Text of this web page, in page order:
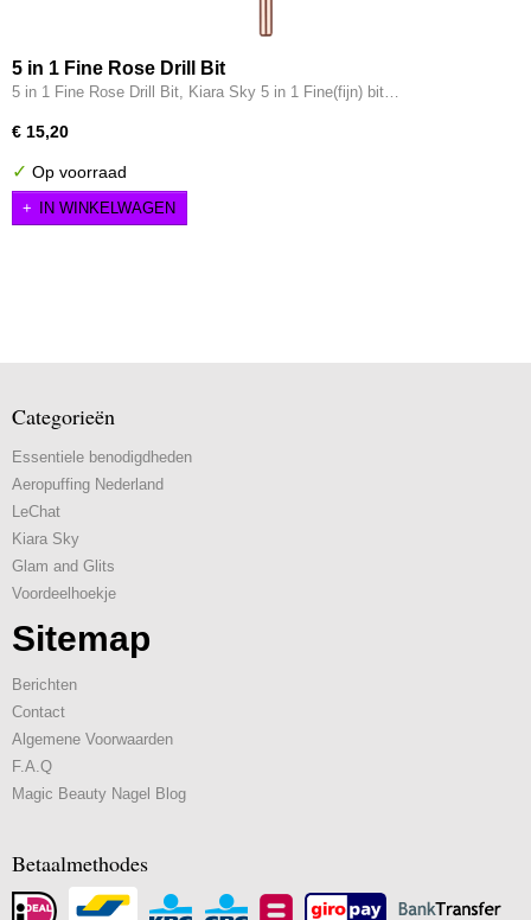
5 in 1 Fine Rose Drill Bit
5 in 1 Fine Rose Drill Bit, Kiara Sky 5 in 1 Fine(fijn) bit…
€ 15,20
✓ Op voorraad
IN WINKELWAGEN
Categorieën
Essentiele benodigdheden
Aeropuffing Nederland
LeChat
Kiara Sky
Glam and Glits
Voordeelhoekje
Sitemap
Berichten
Contact
Algemene Voorwaarden
F.A.Q
Magic Beauty Nagel Blog
Betaalmethodes